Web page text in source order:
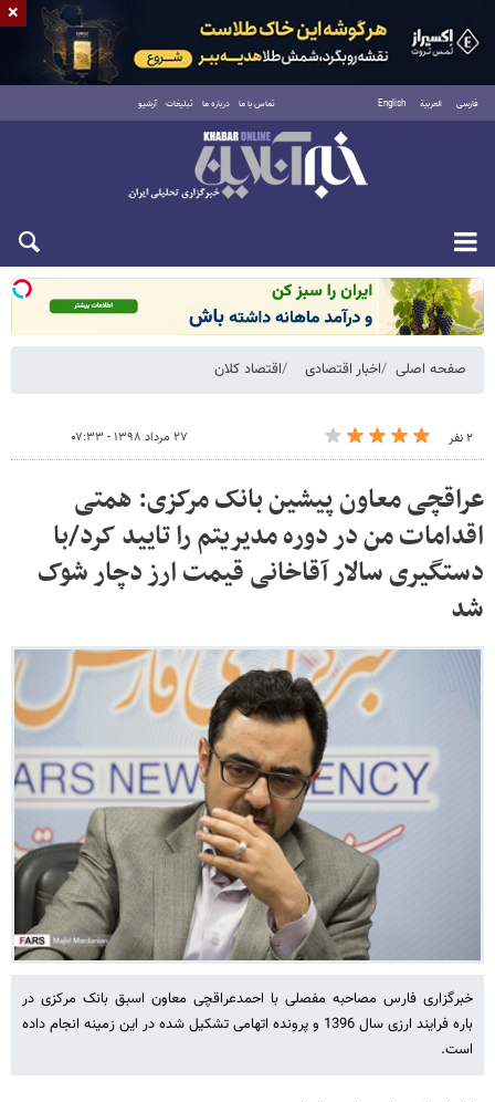
فارسی العربية English تماس با ما درباره ما تبلیغات آرشیو
شنبه ۱۷ مرداد ۱۴۰۵
صفحه اصلی اخبار اقتصادی اقتصاد کلان
۲ نفر ۲۷ مرداد ۱۳۹۸ - ۰۷:۳۳
عراقچی معاون پیشین بانک مرکزی: همتی
اقدامات من در دوره مدیریتم را تایید کرد/با
دستگیری سالار آقاخانی قیمت ارز دچار شوک
شد
خبرگزاری فارس مصاحبه مفصلی با احمدعراقچی معاون اسبق بانک مرکزی در
باره فرایند ارزی سال 1396 و پرونده اتهامی تشکیل شده در این زمینه انجام داده
است.
×